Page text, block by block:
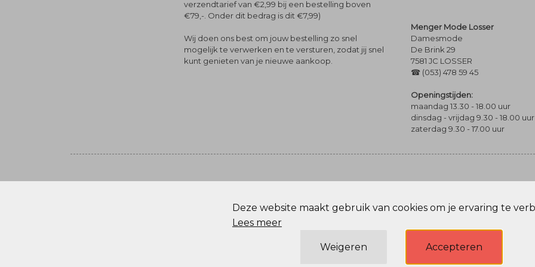
verzendtarief van €2,99 bij een bestelling boven
€79,-. Onder dit bedrag is dit €7,99)
Wij doen ons best om jouw bestelling zo snel
mogelijk te verwerken en te versturen, zodat jij snel
kunt genieten van je nieuwe aankoop.
Menger Mode Losser
Damesmode
De Brink 29
7581 JC LOSSER
☎ (053) 478 59 45
Openingstijden:
maandag 13.30 - 18.00 uur
dinsdag - vrijdag 9.30 - 18.00 uur
zaterdag 9.30 - 17.00 uur
Cookie statement Privacy Policy
Deze website maakt gebruik van cookies om je ervaring te
Lees meer
Weigeren Accepteren